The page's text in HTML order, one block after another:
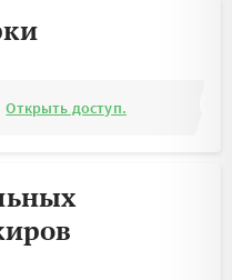
Открыть доступ.